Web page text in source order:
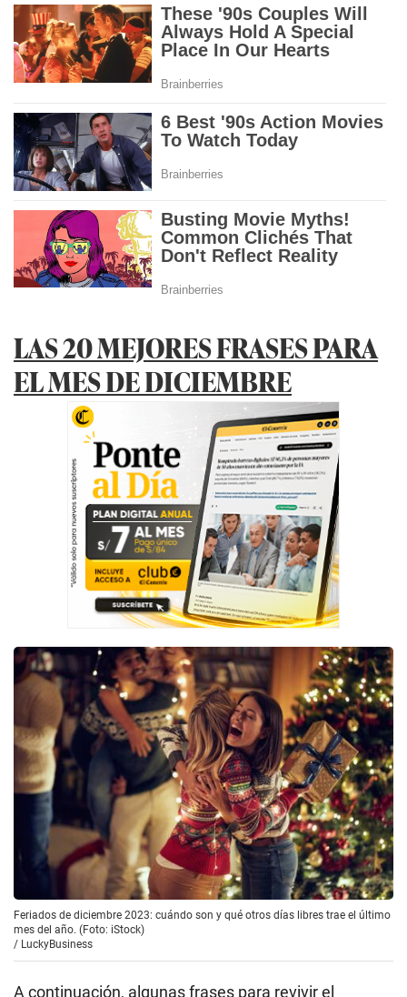
LAS 20 MEJORES FRASES PARA
EL MES DE DICIEMBRE
Feriados de diciembre 2023: cuándo son y qué otros días libres trae el último
mes del año. (Foto: iStock)
/ LuckyBusiness
A continuación, algunas frases para revivir el